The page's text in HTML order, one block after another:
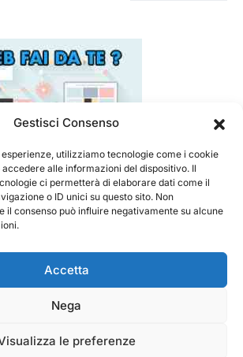
Gestisci Consenso
utilizziamo tecnologie come i cookie
alle informazioni del dispositivo. Il
ci permetterà di elaborare dati come il
o ID unici su questo sito. Non
il consenso può influire negativamente su alcune
Accetta
Nega
le preferenze
- Tecnorecensioni